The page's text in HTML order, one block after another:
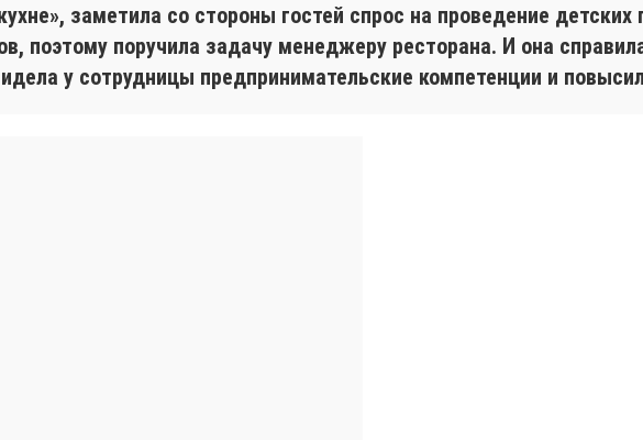
заметила со стороны гостей спрос на проведение детских
поэтому поручила задачу менеджеру ресторана. И она
у сотрудницы предпринимательские компетенции и